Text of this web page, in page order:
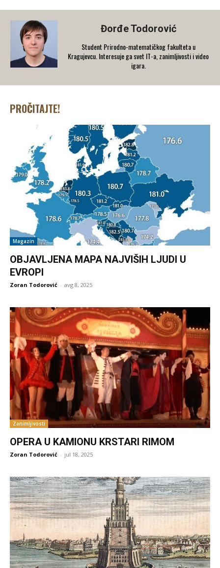
Đorđe Todorović
Student Prirodno-matematičkog fakulteta u
Kragujevcu. Interesuje ga svet IT-a, zanimljivosti i video
igara.
PROČITAJTE!
Magazin
OBJAVLJENA MAPA NAJVIŠIH LJUDI U
EVROPI
Zoran Todorović - avg 8, 2025
Zanimljivosti
OPERA U KAMIONU KRSTARI RIMOM
Zoran Todorović - jul 18, 2025